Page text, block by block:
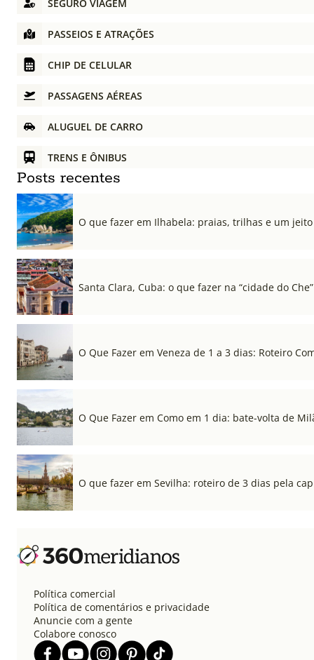
SEGURO VIAGEM
PASSEIOS E ATRAÇÕES
CHIP DE CELULAR
PASSAGENS AÉREAS
ALUGUEL DE CARRO
TRENS E ÔNIBUS
Posts recentes
O que fazer em Ilhabela: praias, trilhas e um
Santa Clara, Cuba: o que fazer na “cidade do Che”
O Que Fazer em Veneza de 1 a 3 dias: Roteiro
O Que Fazer em Como em 1 dia: bate-volta de
O que fazer em Sevilha: roteiro de 3 dias pela
Política comercial
Política de comentários e privacidade
Anuncie com a gente
Colabore conosco